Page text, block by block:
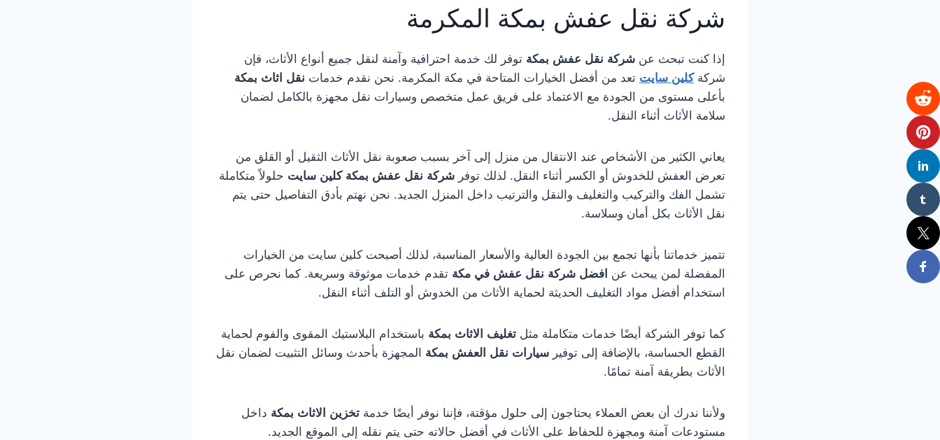
شركة نقل عفش بمكة المكرمة
إذا كنت تبحث عن شركة نقل عفش بمكة توفر لك خدمة احترافية وآمنة لنقل جميع أنواع الأثاث، فإن
شركةكلين سايت تعد من أفضل الخيارات المتاحة في مكة المكرمة. نحن نقدم خدمات نقل اثاث بمكة
بأعلى مستوى من الجودة مع الاعتماد على فريق عمل متخصص وسيارات نقل مجهزة بالكامل لضمان
سلامة الأثاث أثناء النقل.
يعاني الكثير من الأشخاص عند الانتقال من منزل إلى آخر بسبب صعوبة نقل الأثاث الثقيل أو القلق من
تعرض العفش للخدوش أو الكسر أثناء النقل. لذلك توفر شركة نقل عفش بمكة كلين سايت حلولاً متكاملة
تشمل الفك والتركيب والتغليف والنقل والترتيب داخل المنزل الجديد. نحن نهتم بأدق التفاصيل حتى يتم
نقل الأثاث بكل أمان وسلاسة.
تتميز خدماتنا بأنها تجمع بين الجودة العالية والأسعار المناسبة، لذلك أصبحت كلين سايت من الخيارات
المفضلة لمن يبحث عن افضل شركة نقل عفش في مكة تقدم خدمات موثوقة وسريعة. كما نحرص على
استخدام أفضل مواد التغليف الحديثة لحماية الأثاث من الخدوش أو التلف أثناء النقل.
كما توفر الشركة أيضًا خدمات متكاملة مثل تغليف الاثاث بمكة باستخدام البلاستيك المقوى والفوم لحماية
القطع الحساسة، بالإضافة إلى توفير سيارات نقل العفش بمكة المجهزة بأحدث وسائل التثبيت لضمان نقل
الأثاث بطريقة آمنة تمامًا.
ولأننا ندرك أن بعض العملاء يحتاجون إلى حلول مؤقتة، فإننا نوفر أيضًا خدمة تخزين الاثاث بمكة داخل
مستودعات آمنة ومجهزة للحفاظ على الأثاث في أفضل حالاته حتى يتم نقله إلى الموقع الجديد.